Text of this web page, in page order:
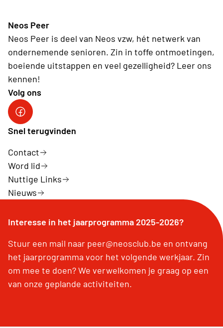
Neos Peer
Neos Peer is deel van Neos vzw, hét netwerk van
ondernemende senioren. Zin in toffe ontmoetingen,
boeiende uitstappen en veel gezelligheid? Leer ons
kennen!
Volg ons
Neos DiNA
Snel terugvinden
Contact
Word lid
Nuttige Links
Nieuws
Interesse in het jaarprogramma 2025-2026?
Stuur een mail naar peer@neosclub.be en ontvang
het jaarprogramma voor het volgende werkjaar. Zin
om mee te doen? We verwelkomen je graag op een
van onze geplande activiteiten.